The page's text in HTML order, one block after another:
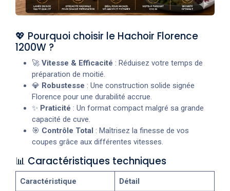
💖 Pourquoi choisir le Hachoir Florence
1200W ?
🚀 Vitesse & Efficacité : Réduisez votre temps de
préparation de moitié.
💎 Robustesse : Une construction solide signée
Florence pour une durabilité accrue.
✨ Praticité : Un format compact malgré sa grande
capacité de cuve.
🎯 Contrôle Total : Maîtrisez la finesse de vos
coupes grâce aux différentes vitesses.
📊 Caractéristiques techniques
Caractéristique Détail